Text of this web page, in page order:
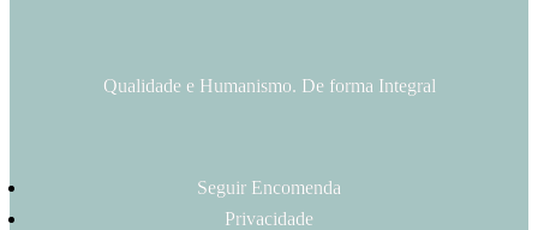
Qualidade e Humanismo. De forma Integral
Seguir Encomenda
Privacidade